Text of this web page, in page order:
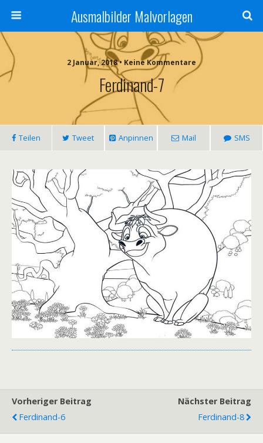
Ausmalbilder Malvorlagen
2 Januar, 2018 • Keine Kommentare
Ferdinand-7
Teilen Tweet Anpinnen Mail SMS
Vorheriger Beitrag
Ferdinand-6
Nächster Beitrag
Ferdinand-8